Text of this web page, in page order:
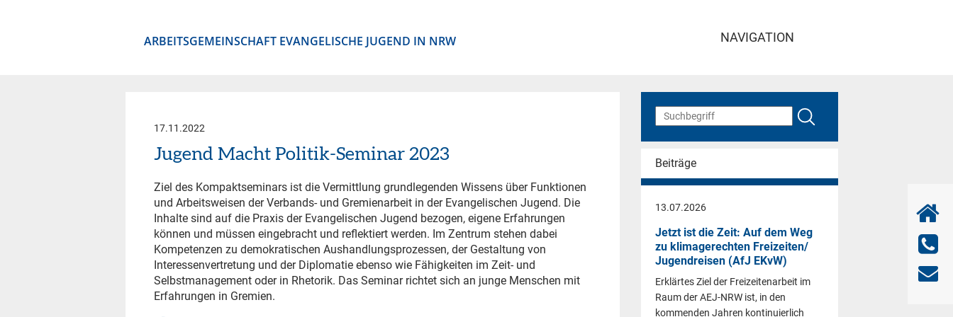
ARBEITSGEMEINSCHAFT EVANGELISCHE JUGEND IN NRW NAVIGATION
17.11.2022
Jugend Macht Politik-Seminar 2023
Ziel des Kompaktseminars ist die Vermittlung grundlegenden Wissens über Funktionen
und Arbeitsweisen der Verbands- und Gremienarbeit in der Evangelischen Jugend. Die
Inhalte sind auf die Praxis der Evangelischen Jugend bezogen, eigene Erfahrungen
können und müssen eingebracht und reflektiert werden. Im Zentrum stehen dabei
Kompetenzen zu demokratischen Aushandlungsprozessen, der Gestaltung von
Interessenvertretung und der Diplomatie ebenso wie Fähigkeiten im Zeit- und
Selbstmanagement oder in Rhetorik. Das Seminar richtet sich an junge Menschen mit
Erfahrungen in Gremien.
Beiträge
13.07.2026
Jetzt ist die Zeit: Auf dem Weg
zu klimagerechten Freizeiten/
Jugendreisen (AfJ EKvW)
Erklärtes Ziel der Freizeitenarbeit im
Raum der AEJ-NRW ist, in den
kommenden Jahren kontinuierlich